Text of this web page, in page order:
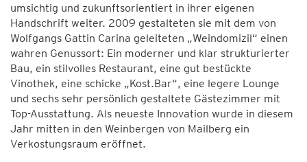
umsichtig und zukunftsorientiert in ihrer eigenen
Handschrift weiter. 2009 gestalteten sie mit dem von
Wolfgangs Gattin Carina geleiteten „Weindomizil“ einen
wahren Genussort: Ein moderner und klar strukturierter
Bau, ein stilvolles Restaurant, eine gut bestückte
Vinothek, eine schicke „Kost.Bar“, eine legere Lounge
und sechs sehr persönlich gestaltete Gästezimmer mit
Top-Ausstattung. Als neueste Innovation wurde in diesem
Jahr mitten in den Weinbergen von Mailberg ein
Verkostungsraum eröffnet.